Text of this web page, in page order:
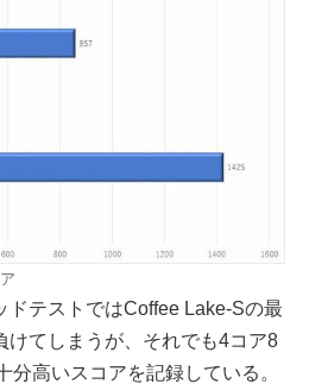
テストではCoffee Lake-Sの最
けてしまうが、それでも4コア8
分高いスコアを記録している。